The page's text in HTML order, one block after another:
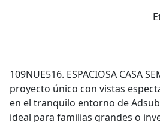
109NUE516. ESPACIOSA CASA
proyecto único con vistas
en el tranquilo entorno de
ideal para familias grandes o